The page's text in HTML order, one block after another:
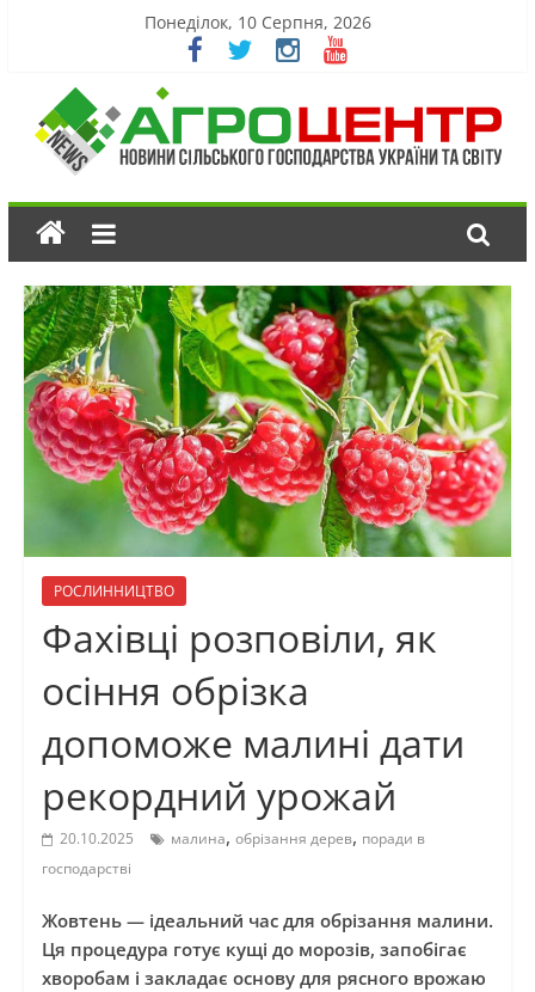
Понеділок, 10 Серпня, 2026
РОСЛИННИЦТВО
Фахівці розповіли, як
осіння обрізка
допоможе малині дати
рекордний урожай
20.10.2025 малина, обрізання дерев, поради в
господарстві
Жовтень — ідеальний час для обрізання малини.
Ця процедура готує кущі до морозів, запобігає
хворобам і закладає основу для рясного врожаю